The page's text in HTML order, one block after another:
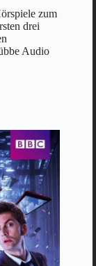
zum
drei
Audio